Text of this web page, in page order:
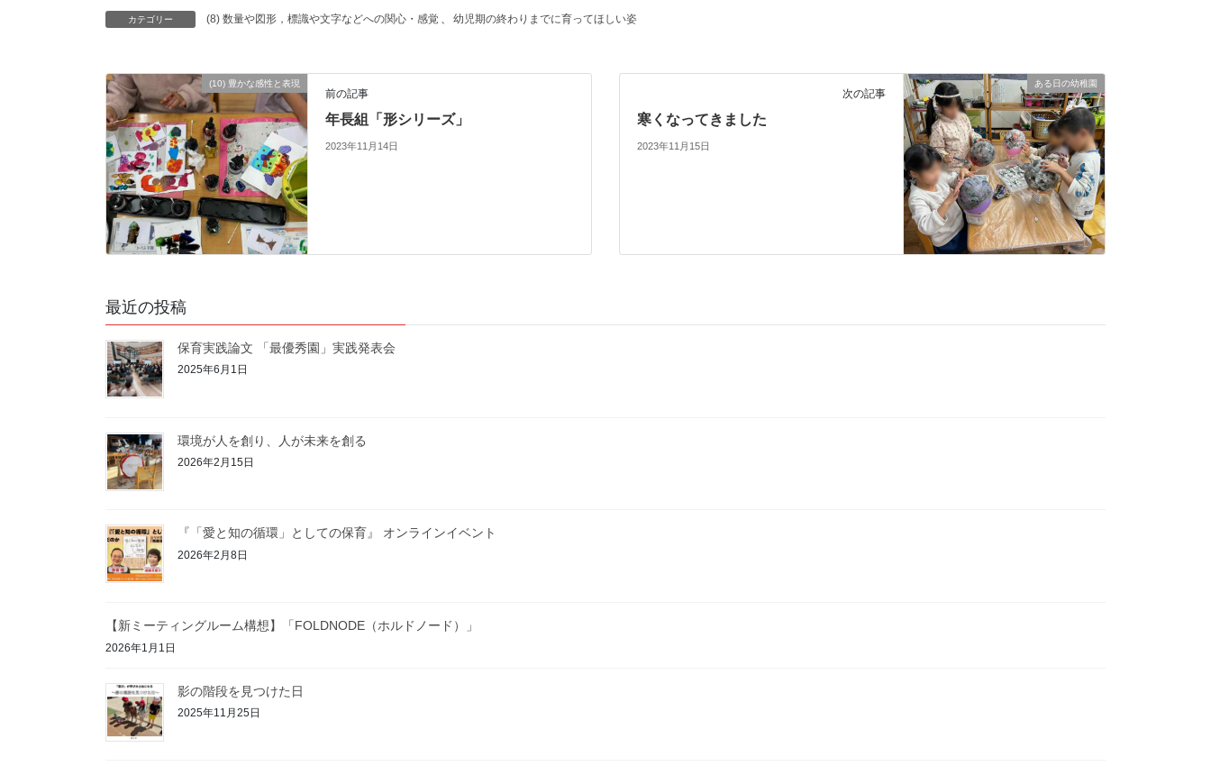
c
o
o
k
i
e
r
a
n
カテゴリー (8) 数量や図形，標識や文字などへの関心・感覚 、 幼児期の終わりまでに育ってほしい姿
(10) 豊かな感性と表現
前の記事
年長組「形シリーズ」
2023年11月14日
ある日の幼稚園
次の記事
寒くなってきました
2023年11月15日
最近の投稿
保育実践論文 「最優秀園」実践発表会
2025年6月1日
環境が人を創り、人が未来を創る
2026年2月15日
『「愛と知の循環」としての保育』 オンラインイベント
2026年2月8日
【新ミーティングルーム構想】「FOLDNODE（ホルドノード）」
2026年1月1日
影の階段を見つけた日
2025年11月25日